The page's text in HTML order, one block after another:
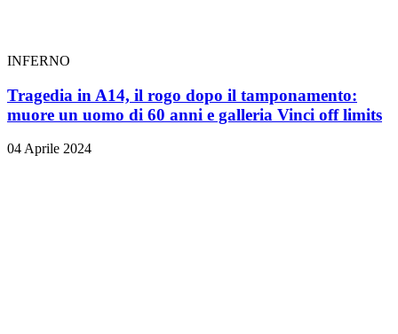
INFERNO
Tragedia in A14, il rogo dopo il tamponamento:
muore un uomo di 60 anni e galleria Vinci off limits
04 Aprile 2024